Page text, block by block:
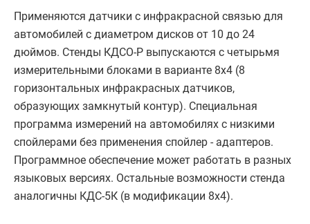
Применяются датчики с инфракрасной связью для
автомобилей с диаметром дисков от 10 до 24
дюймов. Стенды КДСО-Р выпускаются с четырьмя
измерительными блоками в варианте 8x4 (8
горизонтальных инфракрасных датчиков,
образующих замкнутый контур). Специальная
программа измерений на автомобилях с низкими
спойлерами без применения спойлер - адаптеров.
Программное обеспечение может работать в разных
языковых версиях. Остальные возможности стенда
аналогичны КДС-5К (в модификации 8x4).